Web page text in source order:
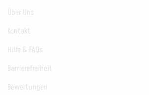
Über Uns
Kontakt
Hilfe & FAQs
Barrierefreiheit
Bewertungen